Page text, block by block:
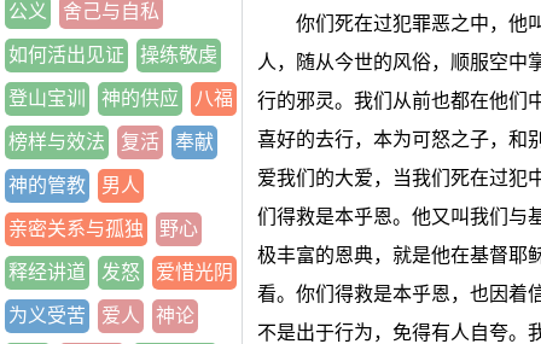
公义 舍己与自私
如何活出见证 操练敬虔
登山宝训 神的供应 八福
榜样与效法 复活 奉献
神的管教 男人
亲密关系与孤独 野心
释经讲道 发怒 爱惜光阴
为义受苦 爱人 神论
你们死在过犯罪恶之中，他
人，随从今世的风俗，顺服空中
行的邪灵。我们从前也都在他们
喜好的去行，本为可怒之子，和
爱我们的大爱，当我们死在过犯
们得救是本乎恩。他又叫我们与
极丰富的恩典，就是他在基督耶
看。你们得救是本乎恩，也因着
不是出于行为，免得有人自夸。